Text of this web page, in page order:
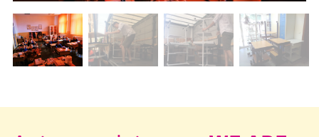
Changer la diapositive actuelle de ce carrousel